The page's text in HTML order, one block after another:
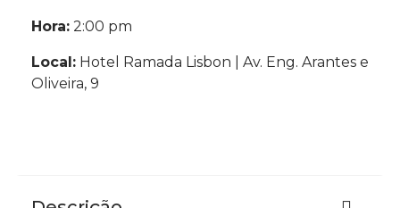
Hora: 2:00 pm
Local: Hotel Ramada Lisbon | Av. Eng. Arantes e
Oliveira, 9